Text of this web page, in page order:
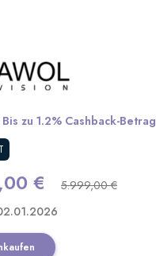
Bis zu 1.2% Cashback-Betrag
€ 5.999,00 €